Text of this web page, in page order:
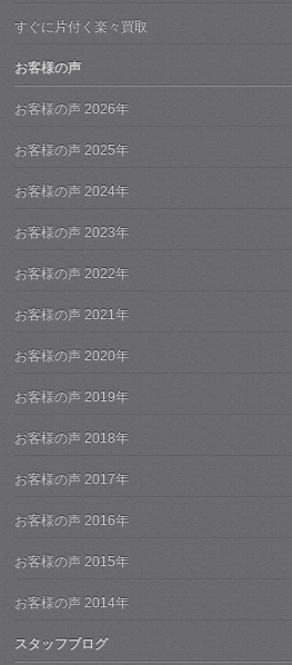
すぐに片付く楽々買取
お客様の声
お客様の声 2026年
お客様の声 2025年
お客様の声 2024年
お客様の声 2023年
お客様の声 2022年
お客様の声 2021年
お客様の声 2020年
お客様の声 2019年
お客様の声 2018年
お客様の声 2017年
お客様の声 2016年
お客様の声 2015年
お客様の声 2014年
スタッフブログ